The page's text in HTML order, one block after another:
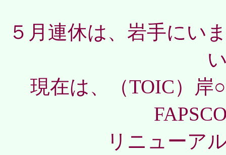
５月連休は、岩手にい
現在は、（TOIC）岸
リニューア